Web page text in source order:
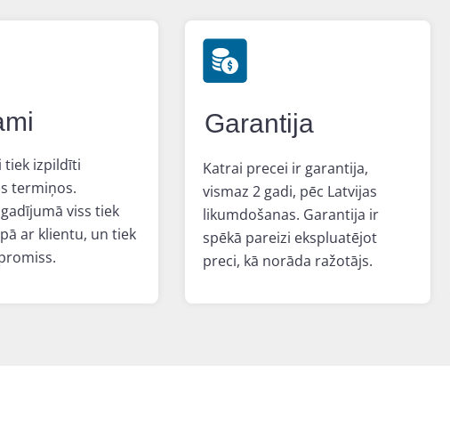
tiek izpildīti
termiņos.
viss tiek
ar klientu, un tiek
Garantija
Katrai precei ir garantija,
vismaz 2 gadi, pēc Latvijas
likumdošanas. Garantija ir
spēkā pareizi ekspluatējot
preci, kā norāda ražotājs.